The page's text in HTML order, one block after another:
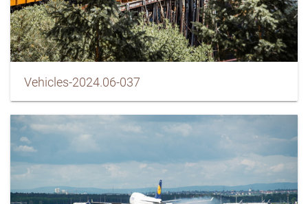
Vehicles-2024.06-037